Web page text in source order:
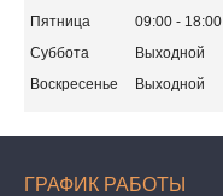
Пятница
09:00 18:00
Суббота
Выходной
Воскресенье
Выходной
ГРАФИК РАБОТЫ